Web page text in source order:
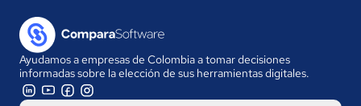
Ayudamos a empresas de Colombia a tomar decisiones
informadas sobre la elección de sus herramientas digitales.